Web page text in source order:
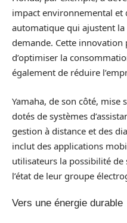
impact environnemental et
automatique qui ajustent
demande. Cette
d’optimiser la
également de réduire
Yamaha, de son côté, mise
dotés de systèmes
gestion à distance et des
inclut des applications
utilisateurs la possibilité
l’état de leur groupe
Vers une énergie durable